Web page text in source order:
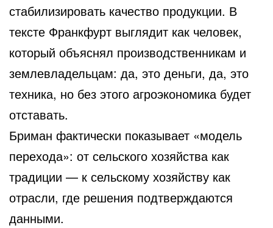
стабилизировать качество продукции. В
тексте Франкфурт выглядит как человек,
который объяснял производственникам и
землевладельцам: да, это деньги, да, это
техника, но без этого агроэкономика будет
отставать.
Бриман фактически показывает «модель
перехода»: от сельского хозяйства как
традиции — к сельскому хозяйству как
отрасли, где решения подтверждаются
данными.